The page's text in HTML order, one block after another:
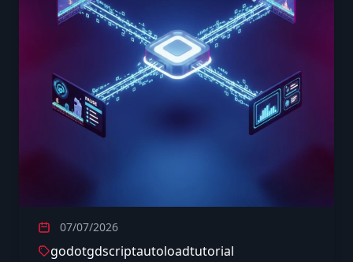
07/07/2026
godotgdscriptautoloadtutorial